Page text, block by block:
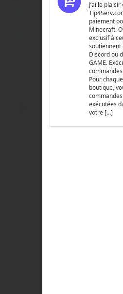
J’ai le
paiement
Minecraft.
exclusif à
soutiennent
Discord ou
GAME.
Pour
boutique,
exécutées
votre […]